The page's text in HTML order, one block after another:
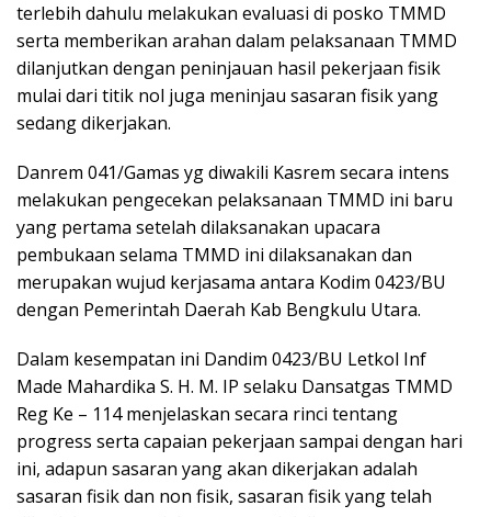
terlebih dahulu melakukan evaluasi di posko TMMD
serta memberikan arahan dalam pelaksanaan TMMD
dilanjutkan dengan peninjauan hasil pekerjaan fisik
mulai dari titik nol juga meninjau sasaran fisik yang
sedang dikerjakan.
Danrem 041/Gamas yg diwakili Kasrem secara intens
melakukan pengecekan pelaksanaan TMMD ini baru
yang pertama setelah dilaksanakan upacara
pembukaan selama TMMD ini dilaksanakan dan
merupakan wujud kerjasama antara Kodim 0423/BU
dengan Pemerintah Daerah Kab Bengkulu Utara.
Dalam kesempatan ini Dandim 0423/BU Letkol Inf
Made Mahardika S. H. M. IP selaku Dansatgas TMMD
Reg Ke – 114 menjelaskan secara rinci tentang
progress serta capaian pekerjaan sampai dengan hari
ini, adapun sasaran yang akan dikerjakan adalah
sasaran fisik dan non fisik, sasaran fisik yang telah